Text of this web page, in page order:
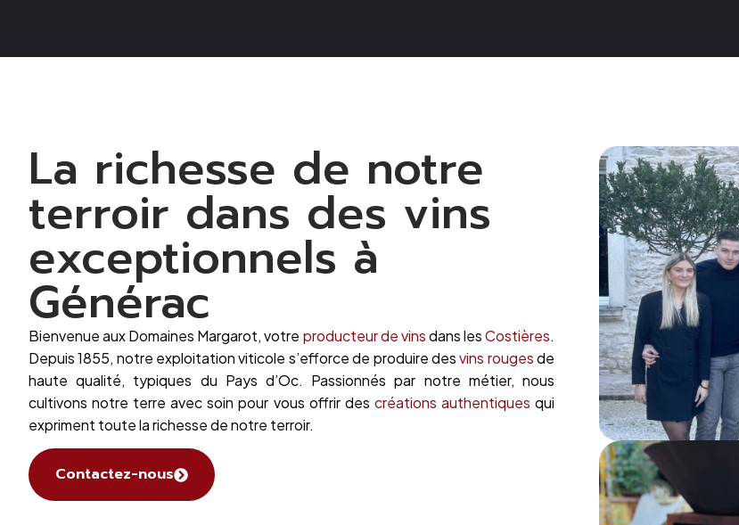
La richesse de notre
terroir dans des vins
exceptionnels à
Générac
Bienvenue aux Domaines Margarot, votre producteur de vinsdans lesCostières.
Depuis 1855, notre exploitation viticole s’efforce de produire desvins rougesde
haute qualité, typiques du Pays d’Oc. Passionnés par notre métier, nous
cultivons notre terre avec soin pour vous offrir des créations authentiques qui
expriment toute la richesse de notre terroir.
Contactez-nous